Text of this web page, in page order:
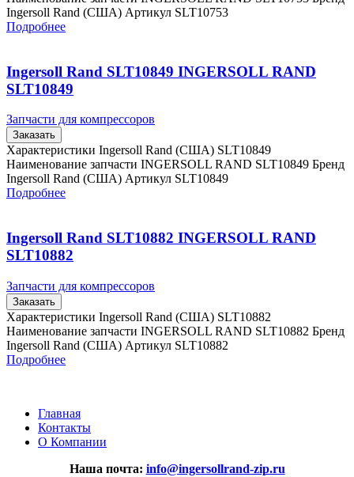
Ingersoll Rand (США) Артикул SLT10753
Подробнее
Ingersoll Rand SLT10849 INGERSOLL RAND
SLT10849
Запчасти для компрессоров
Заказать
Характеристики Ingersoll Rand (США) SLT10849
Наименование запчасти INGERSOLL RAND SLT10849 Бренд
Ingersoll Rand (США) Артикул SLT10849
Подробнее
Ingersoll Rand SLT10882 INGERSOLL RAND
SLT10882
Запчасти для компрессоров
Заказать
Характеристики Ingersoll Rand (США) SLT10882
Наименование запчасти INGERSOLL RAND SLT10882 Бренд
Ingersoll Rand (США) Артикул SLT10882
Подробнее
Главная
Контакты
О Компании
Наша почта: info@ingersollrand-zip.ru